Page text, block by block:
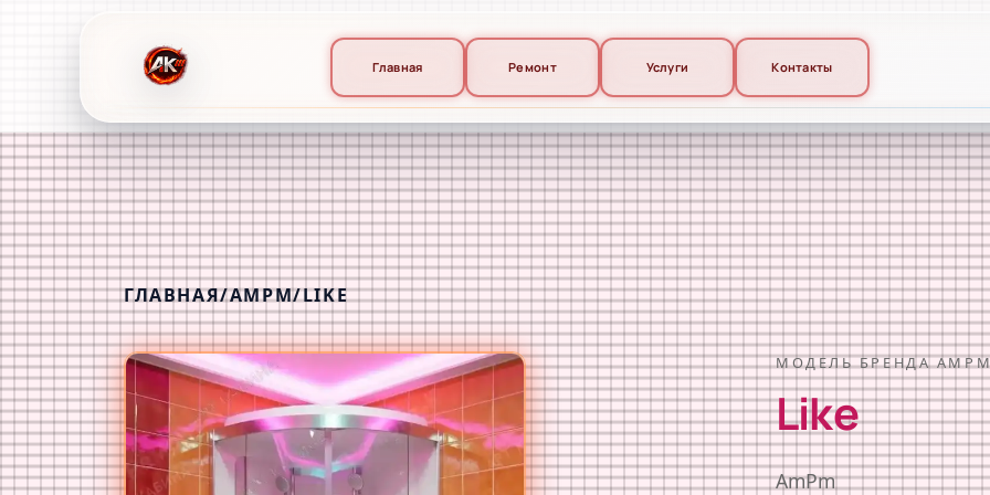
Главная Ремонт Услуги Контакты
ГЛАВНАЯ/AMPM/LIKE
МОДЕЛЬ БРЕНДА
Like
AmPm